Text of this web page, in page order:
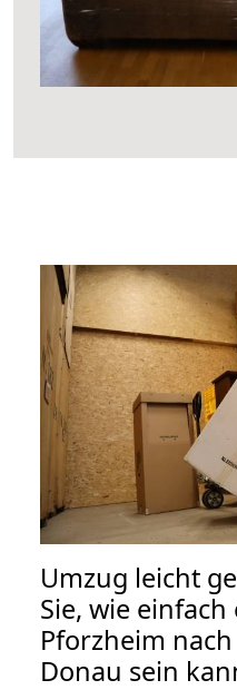
Umzug leicht
Sie, wie
Pforzheim
Donau sein